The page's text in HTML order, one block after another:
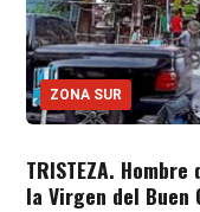
ZONA SUR
TRISTEZA.
la Virgen del Buen